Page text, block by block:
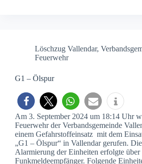
Löschzug Vallendar,
Feuerwehr
G1 – Ölspur
Am 3. September 2024 um 18:14 Uhr
Feuerwehr der Verbandsgemeinde
einem Gefahrstoffeinsatz mit dem
„G1 – Ölspur“ in Vallendar gerufen. Die
Alarmierung der Einheiten erfolgte über
Funkmeldeempfänger. Folgende